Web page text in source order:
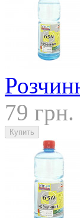
79 грн.